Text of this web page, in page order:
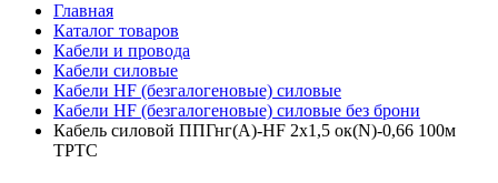
Главная
Каталог товаров
Кабели и провода
Кабели силовые
Кабели HF (безгалогеновые) силовые
Кабели HF (безгалогеновые) силовые без брони
Кабель силовой ППГнг(А)-HF 2х1,5 ок(N)-0,66 100м
ТРТС